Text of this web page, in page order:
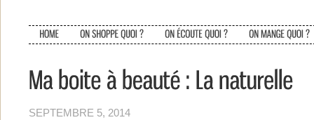
SEPTEMBRE 5, 2014